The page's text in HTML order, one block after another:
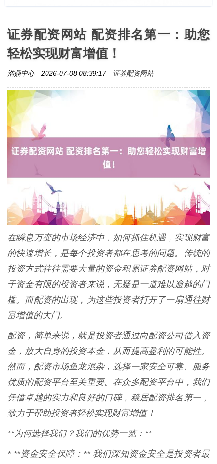
证券配资网站 配资排名第一：助您
轻松实现财富增值！
浩鼎中心 2026-07-08 08:39:17 证券配资网站
在瞬息万变的市场经济中，如何抓住机遇，实现财富
的快速增长，是每个投资者都在思考的问题。传统的
投资方式往往需要大量的资金积累证券配资网站，对
于资金有限的投资者来说，无疑是一道难以逾越的门
槛。而配资的出现，为这些投资者打开了一扇通往财
富增值的大门。
配资，简单来说，就是投资者通过向配资公司借入资
金，放大自身的投资本金，从而提高盈利的可能性。
然而，配资市场鱼龙混杂，选择一家安全可靠、服务
优质的配资平台至关重要。在众多配资平台中，我们
凭借卓越的实力和良好的口碑，稳居配资排名第一，
致力于帮助投资者轻松实现财富增值！
**为何选择我们？我们的优势一览：**
* **资金安全保障：** 我们深知资金安全是投资者最